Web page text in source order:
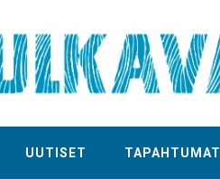
UUTISET TAPAHTUMAT